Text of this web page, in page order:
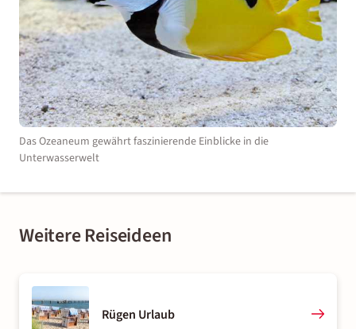
Das Ozeaneum gewährt faszinierende Einblicke in die
Unterwasserwelt
Weitere Reiseideen
Rügen Urlaub